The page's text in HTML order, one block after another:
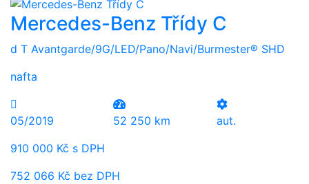
Mercedes-Benz Třídy C
d T Avantgarde/9G/LED/Pano/Navi/Burmester® SHD
nafta
05/2019 52 250 km
aut.
910 000 Kč s DPH
752 066 Kč bez DPH